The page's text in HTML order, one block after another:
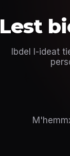
Lest
Ibdel l-ideat